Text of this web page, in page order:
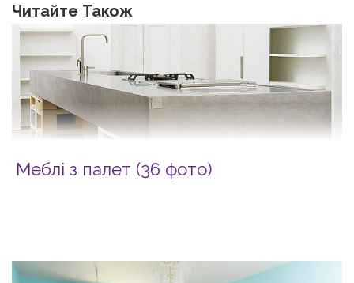
Читайте Також
Меблі з палет (36 фото)